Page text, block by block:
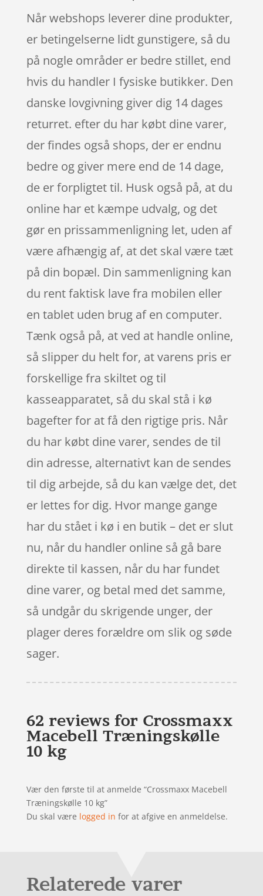
Når webshops leverer dine produkter,
er betingelserne lidt gunstigere, så du
på nogle områder er bedre stillet, end
hvis du handler I fysiske butikker. Den
danske lovgivning giver dig 14 dages
returret. efter du har købt dine varer,
der findes også shops, der er endnu
bedre og giver mere end de 14 dage,
de er forpligtet til. Husk også på, at du
online har et kæmpe udvalg, og det
gør en prissammenligning let, uden af
være afhængig af, at det skal være tæt
på din bopæl. Din sammenligning kan
du rent faktisk lave fra mobilen eller
en tablet uden brug af en computer.
Tænk også på, at ved at handle online,
så slipper du helt for, at varens pris er
forskellige fra skiltet og til
kasseapparatet, så du skal stå i kø
bagefter for at få den rigtige pris. Når
du har købt dine varer, sendes de til
din adresse, alternativt kan de sendes
til dig arbejde, så du kan vælge det, det
er lettes for dig. Hvor mange gange
har du stået i kø i en butik – det er slut
nu, når du handler online så gå bare
direkte til kassen, når du har fundet
dine varer, og betal med det samme,
så undgår du skrigende unger, der
plager deres forældre om slik og søde
sager.
62 reviews for Crossmaxx
Macebell Træningskølle
10 kg
Vær den første til at anmelde “Crossmaxx Macebell
Træningskølle 10 kg”
Du skal være logged in for at afgive en anmeldelse.
Relaterede varer